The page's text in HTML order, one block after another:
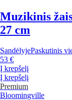
Muzikinis
27 cm
SandėlyjePaskutinis
53 €
Į krepšelį
Į krepšelį
Premium
Bloomingville